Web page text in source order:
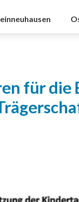
für die